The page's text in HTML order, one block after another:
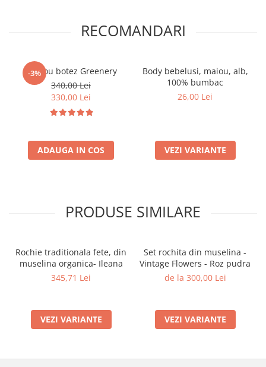
RECOMANDARI
-3%
Trusou botez Greenery
340,00 Lei
330,00 Lei
ADAUGA IN COS
Body bebelusi, maiou, alb,
100% bumbac
26,00 Lei
VEZI VARIANTE
PRODUSE SIMILARE
Rochie traditionala fete, din
muselina organica- Ileana
345,71 Lei
VEZI VARIANTE
Set rochita din muselina -
Vintage Flowers - Roz pudra
de la 300,00 Lei
VEZI VARIANTE